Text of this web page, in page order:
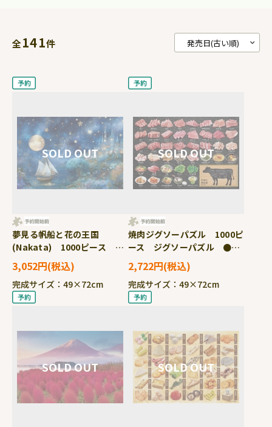
全141件
夢見る帆船と花の王国
(Nakata) 1000ピース ジ
グソーパズル ●予約
BEV-1000-180
3,052円
完成サイズ：49×72cm
焼肉ジグソーパズル 1000ピ
ース ジグソーパズル ●予
約 BEV-1000-181
2,722円
完成サイズ：49×72cm